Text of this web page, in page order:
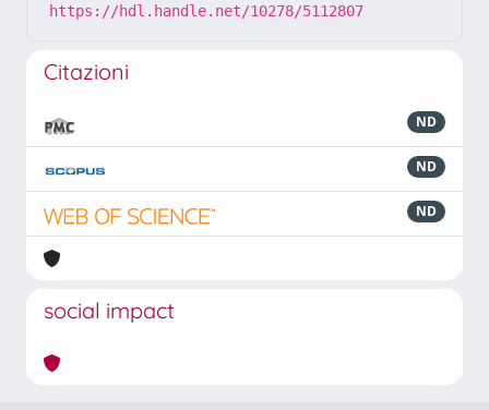
https://hdl.handle.net/10278/5112807
Citazioni
ND
ND
ND
social impact